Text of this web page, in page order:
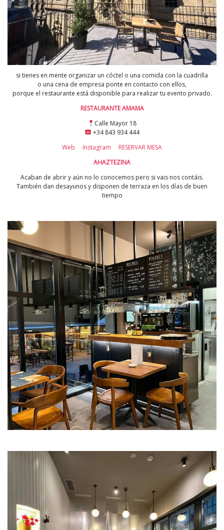
si tienes en mente organizar un cóctel o una comida con la cuadrilla
o una cena de empresa ponte en contacto con ellos,
porque el restaurante está disponible para realizar tu evento privado.
RESTAURANTE AMAMA
Calle Mayor 18
+34 843 934 444
Web
Instagram
RESERVAR MESA
AHAZTEZINA
Acaban de abrir y aún no lo conocemos pero si vais nos contáis.
También dan desayunos y disponen de terraza en los días de buen
tiempo